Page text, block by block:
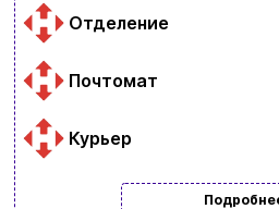
Отделение
Почтомат
Курьер